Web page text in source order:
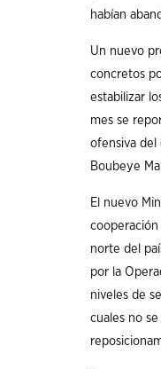
habían
Un nuevo
concretos
estabilizar
mes se
ofensiva del
Boubeye
El nuevo
norte del
por la
niveles de
cuales no